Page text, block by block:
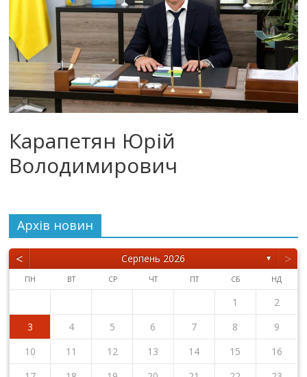
Карапетян Юрій
Володимирович
Архiв новин
< Серпень 2026 ▼ >
ПН ВТ СР ЧТ ПТ СБ НД
1
2
3
4 5 6 7 8
9
10
11 12 13 14 15
16